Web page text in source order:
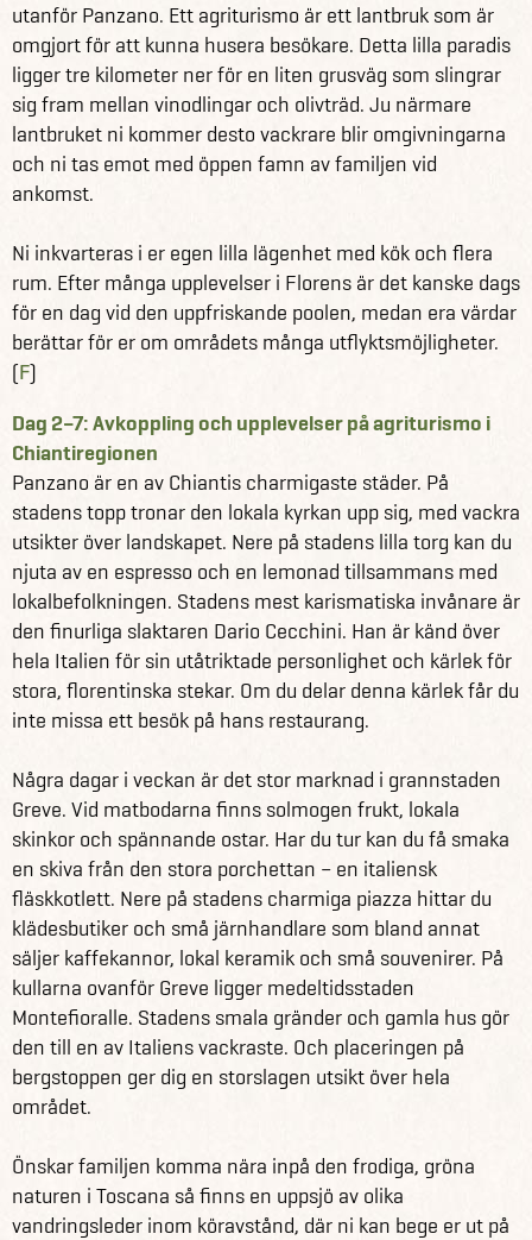
utanför Panzano. Ett agriturismo är ett lantbruk som är
omgjort för att kunna husera besökare. Detta lilla paradis
ligger tre kilometer ner för en liten grusväg som slingrar
sig fram mellan vinodlingar och olivträd. Ju närmare
lantbruket ni kommer desto vackrare blir omgivningarna
och ni tas emot med öppen famn av familjen vid
ankomst.
Ni inkvarteras i er egen lilla lägenhet med kök och flera
rum. Efter många upplevelser i Florens är det kanske dags
för en dag vid den uppfriskande poolen, medan era värdar
berättar för er om områdets många utflyktsmöjligheter.
(F)
Dag 2–7: Avkoppling och upplevelser på agriturismo i
Chiantiregionen
Panzano är en av Chiantis charmigaste städer. På
stadens topp tronar den lokala kyrkan upp sig, med vackra
utsikter över landskapet. Nere på stadens lilla torg kan du
njuta av en espresso och en lemonad tillsammans med
lokalbefolkningen. Stadens mest karismatiska invånare är
den finurliga slaktaren Dario Cecchini. Han är känd över
hela Italien för sin utåtriktade personlighet och kärlek för
stora, florentinska stekar. Om du delar denna kärlek får du
inte missa ett besök på hans restaurang.
Några dagar i veckan är det stor marknad i grannstaden
Greve. Vid matbodarna finns solmogen frukt, lokala
skinkor och spännande ostar. Har du tur kan du få smaka
en skiva från den stora porchettan – en italiensk
fläskkotlett. Nere på stadens charmiga piazza hittar du
klädesbutiker och små järnhandlare som bland annat
säljer kaffekannor, lokal keramik och små souvenirer. På
kullarna ovanför Greve ligger medeltidsstaden
Montefioralle. Stadens smala gränder och gamla hus gör
den till en av Italiens vackraste. Och placeringen på
bergstoppen ger dig en storslagen utsikt över hela
området.
Önskar familjen komma nära inpå den frodiga, gröna
naturen i Toscana så finns en uppsjö av olika
vandringsleder inom köravstånd, där ni kan bege er ut på